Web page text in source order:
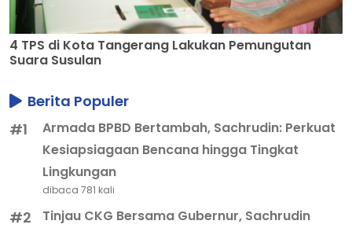
4 TPS di Kota Tangerang Lakukan Pemungutan
Suara Susulan
Berita Populer
#1
Armada BPBD Bertambah, Sachrudin: Perkuat
Kesiapsiagaan Bencana hingga Tingkat
Lingkungan
dibaca 781 kali
#2
Tinjau CKG Bersama Gubernur, Sachrudin